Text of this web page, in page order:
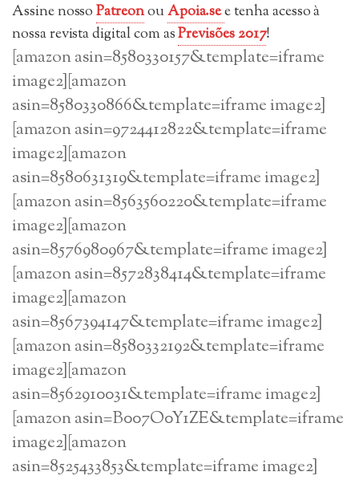
Assine nossoPatreonouApoia.see tenha acesso à
nossa revista digital com asPrevisões 2017!
[amazon asin=8580330157&template=iframe
image2][amazon
asin=8580330866&template=iframe image2]
[amazon asin=9724412822&template=iframe
image2][amazon
asin=8580631319&template=iframe image2]
[amazon asin=8563560220&template=iframe
image2][amazon
asin=8576980967&template=iframe image2]
[amazon asin=8572838414&template=iframe
image2][amazon
asin=8567394147&template=iframe image2]
[amazon asin=8580332192&template=iframe
image2][amazon
asin=8562910031&template=iframe image2]
[amazon asin=B007O0Y1ZE&template=iframe
image2][amazon
asin=8525433853&template=iframe image2]